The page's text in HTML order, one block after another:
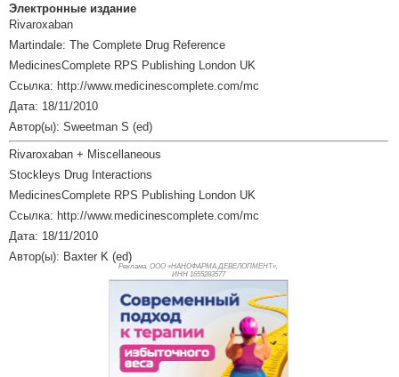
Электронные издание
Rivaroxaban
Martindale: The Complete Drug Reference
MedicinesComplete RPS Publishing London UK
Ссылка: http://www.medicinescomplete.com/mc
Дата: 18/11/2010
Автор(ы): Sweetman S (ed)
Rivaroxaban + Miscellaneous
Stockleys Drug Interactions
MedicinesComplete RPS Publishing London UK
Ссылка: http://www.medicinescomplete.com/mc
Дата: 18/11/2010
Автор(ы): Baxter K (ed)
Реклама. ООО «НАНОФАРМА ДЕВЕЛОПМЕНТ»,
ИНН 1655283577